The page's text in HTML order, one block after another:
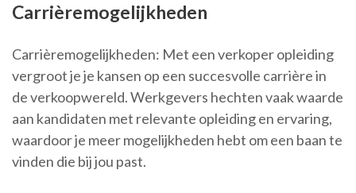
Carrièremogelijkheden
Carrièremogelijkheden: Met een verkoper opleiding
vergroot je je kansen op een succesvolle carrière in
de verkoopwereld. Werkgevers hechten vaak waarde
aan kandidaten met relevante opleiding en ervaring,
waardoor je meer mogelijkheden hebt om een baan te
vinden die bij jou past.